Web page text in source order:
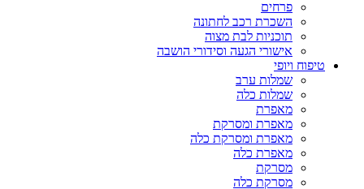
פרחים
השכרת רכב לחתונה
תוכניות לבת מצוה
אישורי הגעה וסידורי הושבה
טיפוח ויופי
שמלות ערב
שמלות כלה
מאפרת
מאפרת ומסרקת
מאפרת ומסרקת כלה
מאפרת כלה
מסרקת
מסרקת כלה